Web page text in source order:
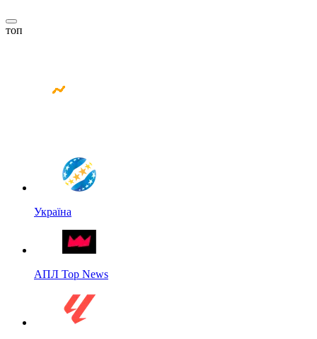
топ
Україна
АПЛ Top News